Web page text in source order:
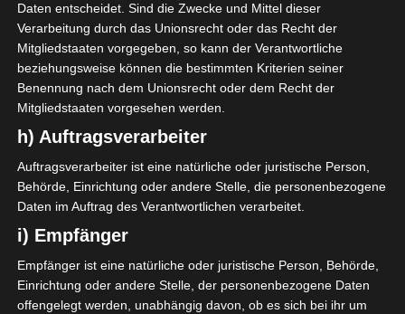
Daten entscheidet. Sind die Zwecke und Mittel dieser
Verarbeitung durch das Unionsrecht oder das Recht der
Mitgliedstaaten vorgegeben, so kann der Verantwortliche
beziehungsweise können die bestimmten Kriterien seiner
Benennung nach dem Unionsrecht oder dem Recht der
Mitgliedstaaten vorgesehen werden.
h) Auftragsverarbeiter
Auftragsverarbeiter ist eine natürliche oder juristische Person,
Behörde, Einrichtung oder andere Stelle, die personenbezogene
Daten im Auftrag des Verantwortlichen verarbeitet.
i) Empfänger
Empfänger ist eine natürliche oder juristische Person, Behörde,
Einrichtung oder andere Stelle, der personenbezogene Daten
offengelegt werden, unabhängig davon, ob es sich bei ihr um